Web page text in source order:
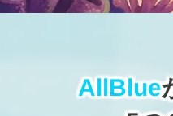
AllBlue